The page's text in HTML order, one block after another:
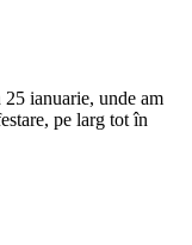
ianuarie, unde am
pe larg tot în